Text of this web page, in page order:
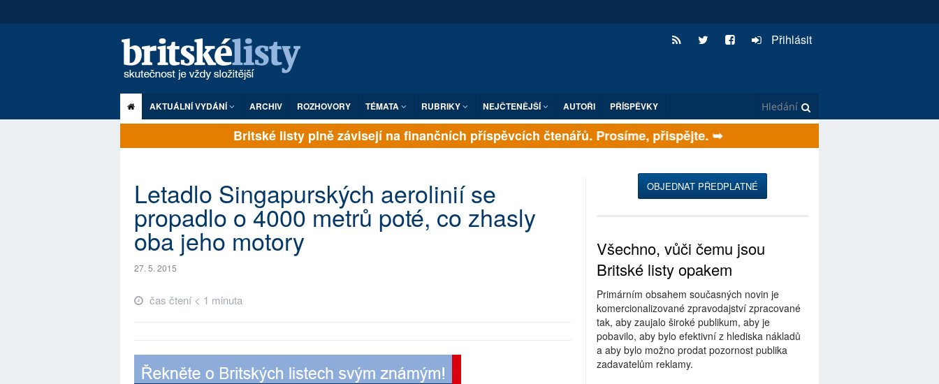
Přihlásit
AKTUÁLNÍ VYDÁNÍ ARCHIV ROZHOVORY TÉMATA RUBRIKY NEJČTENĚJŠÍ AUTOŘI PŘÍSPĚVKY
Britské listy plně závisejí na finančních příspěvcích čtenářů. Prosíme, přispějte. ➥
Letadlo Singapurských aerolinií se
propadlo o 4000 metrů poté, co zhasly
oba jeho motory
27. 5. 2015
čas čtení < 1 minuta
OBJEDNAT PŘEDPLATNÉ
Všechno, vůči čemu jsou
Britské listy opakem
Primárním obsahem současných novin je
komercionalizované zpravodajství zpracované
tak, aby zaujalo široké publikum, aby je
pobavilo, aby bylo efektivní z hlediska nákladů
a aby bylo možno prodat pozornost publika
zadavatelům reklamy.